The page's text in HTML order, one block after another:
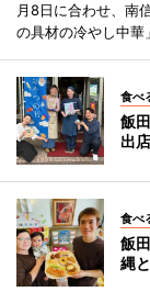
月8日に合わせ、南
の具材の冷やし中華
食べ
飯
出
食べ
飯
縄